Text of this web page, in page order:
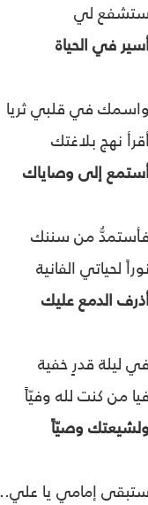
ستشفع لي
في الحياة
واسمك في قلبي ثريا
أقرأ نهج بلاغتك
إلى وصاياك
فأستمدُّ من سننك
نوراً لحياتي الفانية
الدمع عليك
في ليلة قدرٍ خفية
فيا من كنت لله وفيّاً
ولشيعتك وصيّاً
ستبقى إمامي يا علي..